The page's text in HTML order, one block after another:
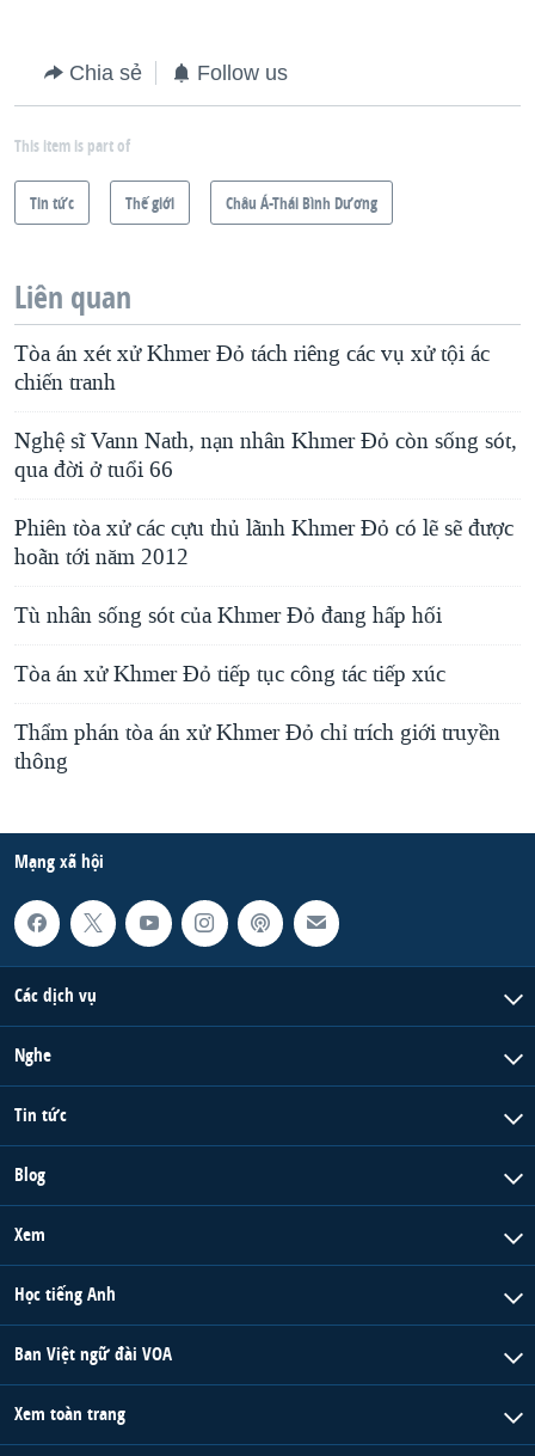
Chia sẻ Follow us
This item is part of
Tin tức Thế giới Châu Á-Thái Bình Dương
Liên quan
Tòa án xét xử Khmer Đỏ tách riêng các vụ xử tội ác
chiến tranh
Nghệ sĩ Vann Nath, nạn nhân Khmer Đỏ còn sống sót,
qua đời ở tuổi 66
Phiên tòa xử các cựu thủ lãnh Khmer Đỏ có lẽ sẽ được
hoãn tới năm 2012
Tù nhân sống sót của Khmer Đỏ đang hấp hối
Tòa án xử Khmer Đỏ tiếp tục công tác tiếp xúc
Thẩm phán tòa án xử Khmer Đỏ chỉ trích giới truyền
thông
Mạng xã hội
Các dịch vụ
Nghe
Tin tức
Blog
Xem
Học tiếng Anh
Ban Việt ngữ đài VOA
Xem toàn trang